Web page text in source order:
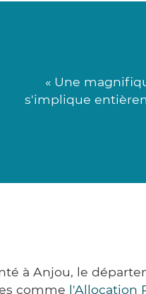
« Une
s'implique
à Anjou, le
comme l'Allocation